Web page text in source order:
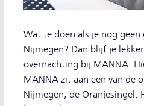
Wat te doen als je nog geen
Nijmegen? Dan blijf je
overnachting bij MANNA.
MANNA zit aan een van de
Nijmegen, de Oranjesingel.